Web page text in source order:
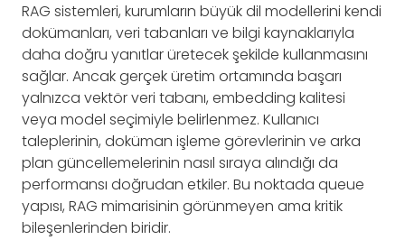
RAG sistemleri, kurumların büyük dil modellerini kendi
dokümanları, veri tabanları ve bilgi kaynaklarıyla
daha doğru yanıtlar üretecek şekilde kullanmasını
sağlar. Ancak gerçek üretim ortamında başarı
yalnızca vektör veri tabanı, embedding kalitesi
veya model seçimiyle belirlenmez. Kullanıcı
taleplerinin, doküman işleme görevlerinin ve arka
plan güncellemelerinin nasıl sıraya alındığı da
performansı doğrudan etkiler. Bu noktada queue
yapısı, RAG mimarisinin görünmeyen ama kritik
bileşenlerinden biridir.